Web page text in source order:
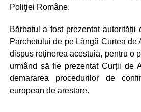
Poliţiei Române.
Bărbatul a fost prezentat autorității
Parchetului de pe Lângă Curtea de
dispus reținerea acestuia, pentru o
urmând să fie prezentat Curții de
demararea procedurilor de
european de arestare.